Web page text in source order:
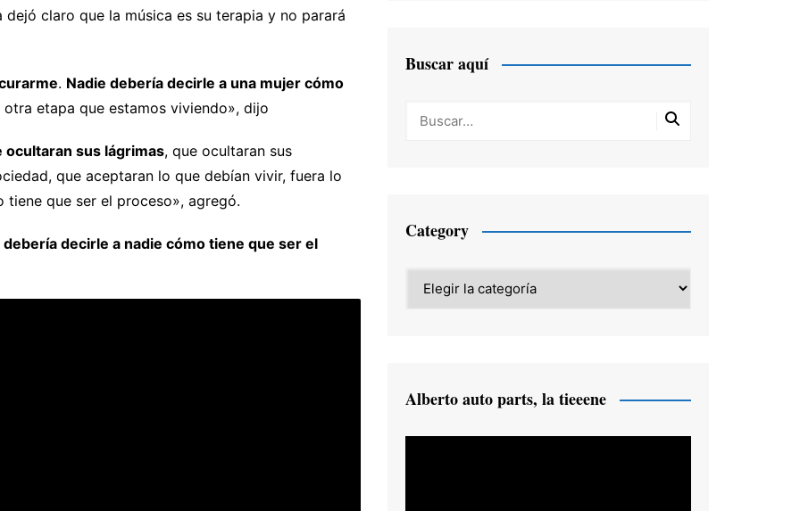
claro que la música es su terapia y no parará
. Nadie debería decirle a una mujer cómo
otra etapa que estamos viviendo», dijo
ocultaran sus lágrimas, que ocultaran sus
que aceptaran lo que debían vivir, fuera lo
que ser el proceso», agregó.
debería decirle a nadie cómo tiene que ser el
Buscar aquí
Category
Alberto auto parts, la tieeene